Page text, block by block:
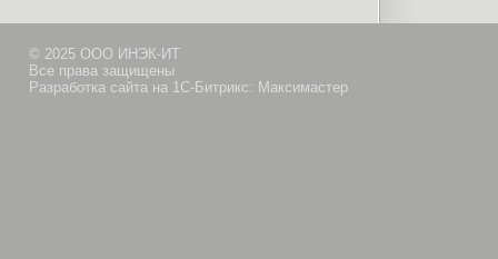
© 2025 ООО ИНЭК-ИТ
Все права защищены
Разработка сайта на 1С-Битрикс: Максимастер